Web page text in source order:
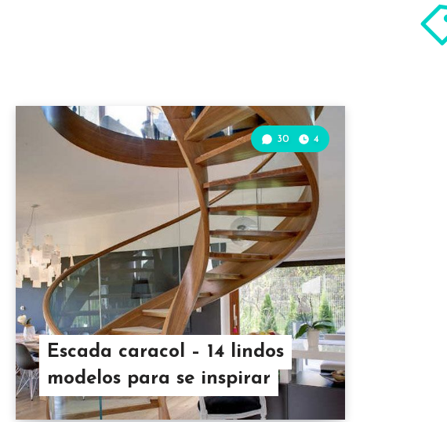
Escada caracol – 14 lindos
modelos para se inspirar
30 4